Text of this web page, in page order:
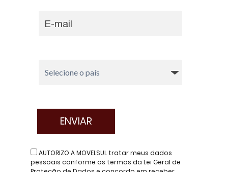
AUTORIZO A MOVELSUL tratar meus dados
pessoais conforme os termos da Lei Geral de